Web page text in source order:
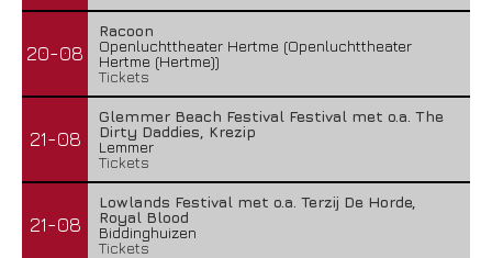
20-08
Racoon
Openluchttheater Hertme (Openluchttheater
Hertme (Hertme))
Tickets
21-08
Glemmer Beach Festival Festival met o.a. The
Dirty Daddies, Krezip
Lemmer
Tickets
21-08
Lowlands Festival met o.a. Terzij De Horde,
Royal Blood
Biddinghuizen
Tickets